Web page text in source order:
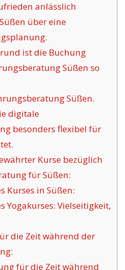
anlässlich
über eine
ist die Buchung
Süßen so
Süßen.
digitale
besonders flexibel für
Kurse bezüglich
für Süßen:
Kurses in Süßen:
Yogakurses: Vielseitigkeit,
die Zeit während der
für die Zeit während